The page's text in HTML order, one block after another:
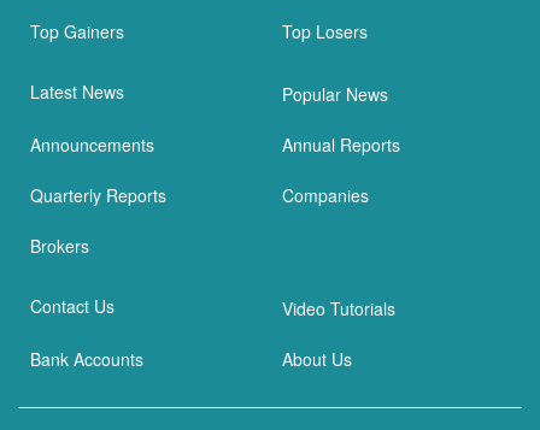
Top Gainers Top Losers
Latest News Popular News
Announcements Annual Reports
Quarterly Reports Companies
Brokers
Contact Us Video Tutorials
Bank Accounts About Us